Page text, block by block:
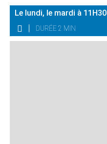
Le lundi, le mardi à 11H30
DURÉE 2 MIN